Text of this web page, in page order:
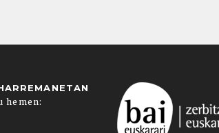
hemen: